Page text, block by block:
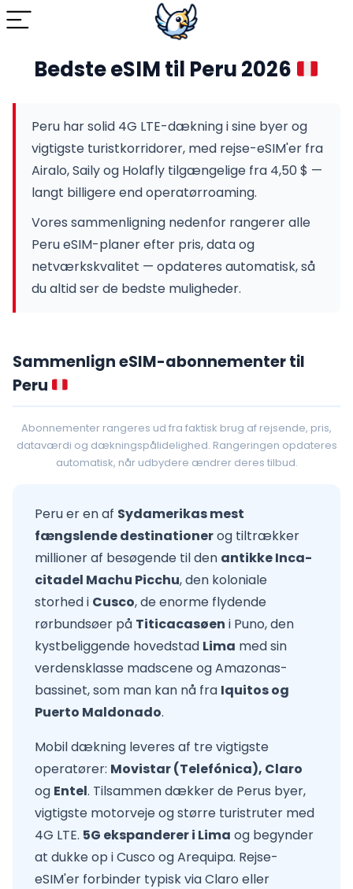
Bedste eSIM til Peru 2026
Peru har solid 4G LTE-dækning i sine byer og
vigtigste turistkorridorer, med rejse-eSIM'er fra
Airalo, Saily og Holafly tilgængelige fra 4,50 $ —
langt billigere end operatørroaming.
Vores sammenligning nedenfor rangerer alle
Peru eSIM-planer efter pris, data og
netværkskvalitet — opdateres automatisk, så
du altid ser de bedste muligheder.
Sammenlign eSIM-abonnementer til
Peru
Abonnementer rangeres ud fra faktisk brug af rejsende, pris,
dataværdi og dækningspålidelighed. Rangeringen opdateres
automatisk, når udbydere ændrer deres tilbud.
Peru er en af Sydamerikas mest
fængslende destinationerog tiltrækker
millioner af besøgende til den antikke Inca-
citadel Machu Picchu, den koloniale
storhed i Cusco, de enorme flydende
rørbundsøer på Titicacasøen i Puno, den
kystbeliggende hovedstad Lima med sin
verdensklasse madscene og Amazonas-
bassinet, som man kan nå fra Iquitos og
Puerto Maldonado.
Mobil dækning leveres af tre vigtigste
operatører: Movistar (Telefónica), Claro
og Entel. Tilsammen dækker de Perus byer,
vigtigste motorveje og større turistruter med
4G LTE. 5G ekspanderer i Lima og begynder
at dukke op i Cusco og Arequipa. Rejse-
eSIM'er forbinder typisk via Claro eller